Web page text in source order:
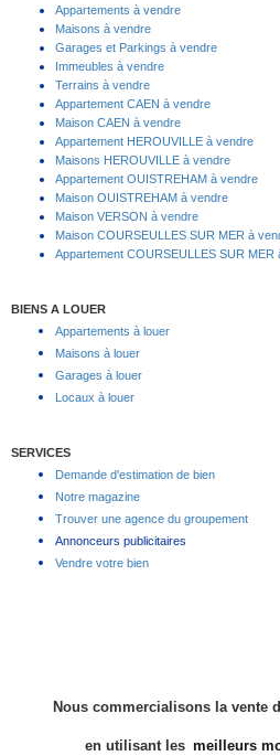
Appartements à vendre
Maisons à vendre
Garages et Parkings à vendre
Immeubles à vendre
Terrains à vendre
Appartement CAEN à vendre
Maison CAEN à vendre
Appartement HEROUVILLE à vendre
Maisons HEROUVILLE à vendre
Appartement OUISTREHAM à vendre
Maison OUISTREHAM à vendre
Maison VERSON à vendre
Maison COURSEULLES SUR MER à
Appartement COURSEULLES SUR MER
BIENS A LOUER
Appartements à louer
Maisons à louer
Garages à louer
Locaux à louer
SERVICES
Demande d'estimation de bien
Notre magazine
Trouver une agence du groupement
Annonceurs publicitaires
Vendre votre bien
Nous commercialisons la vente
en utilisant les meilleurs